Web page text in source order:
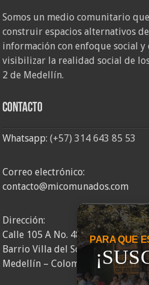
Somos un medio comunitario
construir espacios alternativos
información con enfoque social
visibilizar la realidad social de
2 de Medellín.
Contacto
Whatsapp:(+57) 314 643 85 53
Correo electrónico:
contacto@micomunados.com
Dirección:
Calle 105 A No. 48AA – 58
Barrio Villa del Socorro
Medellín – Colombia
PARA QUE